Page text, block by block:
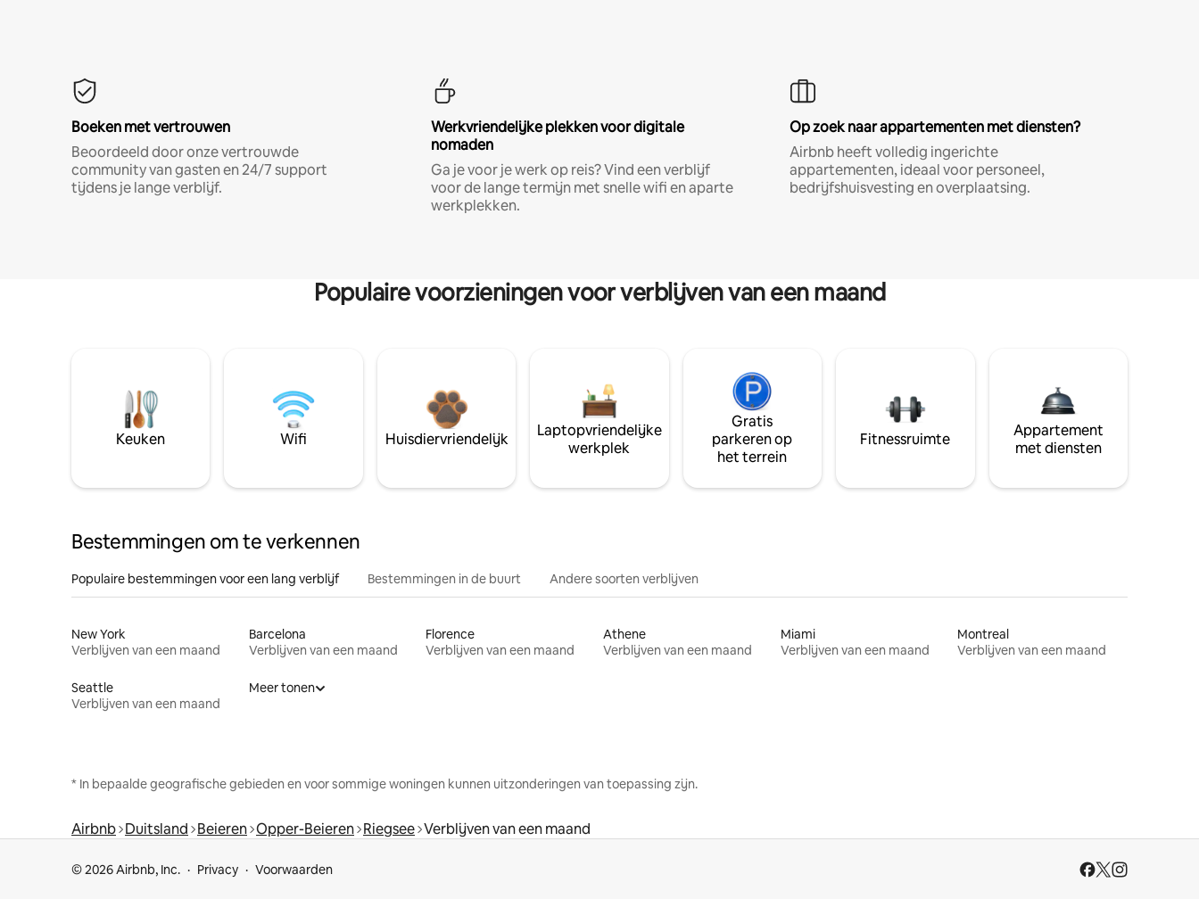
Boeken met vertrouwen
Beoordeeld door onze vertrouwde
community van gasten en 24/7 support
tijdens je lange verblijf.
Werkvriendelijke plekken voor digitale
nomaden
Ga je voor je werk op reis? Vind een verblijf
voor de lange termijn met snelle wifi en aparte
werkplekken.
Op zoek naar appartementen met diensten?
Airbnb heeft volledig ingerichte
appartementen, ideaal voor personeel,
bedrijfshuisvesting en overplaatsing.
Populaire voorzieningen voor verblijven van een maand
Keuken Wifi Huisdiervriendelijk
Laptopvriendelijke
werkplek
Gratis
parkeren op
het terrein
Fitnessruimte
Appartement
met diensten
Bestemmingen om te verkennen
Populaire bestemmingen voor een lang verblijf Bestemmingen in de buurt Andere soorten verblijven
New York
Verblijven van een maand
Barcelona
Verblijven van een maand
Florence
Verblijven van een maand
Athene
Verblijven van een maand
Miami
Verblijven van een maand
Montreal
Verblijven van een maand
Seattle
Verblijven van een maand
Meer tonen
* In bepaalde geografische gebieden en voor sommige woningen kunnen uitzonderingen van toepassing zijn.
Airbnb Duitsland Beieren Opper-Beieren Riegsee Verblijven van een maand
© 2026 Airbnb, Inc. Privacy Voorwaarden